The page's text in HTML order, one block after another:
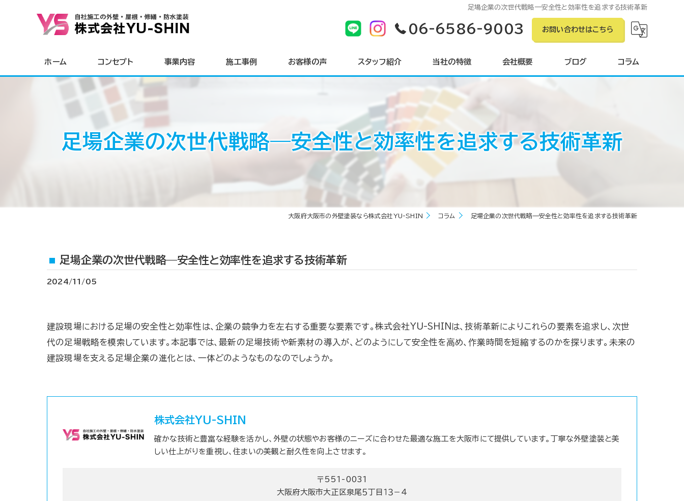
足場企業の次世代戦略—安全性と効率性を追求する技術革新
06-6586-9003 お問い合わせはこちら
ホーム コンセプト 事業内容 施工事例 お客様の声 スタッフ紹介 当社の特徴
サイディング
シーリング
屋根
会社概要 ブログ コラム
足場企業の次世代戦略—安全性と効率性を追求する技術革新
大阪府大阪市の外壁塗装なら株式会社YU-SHIN コラム 足場企業の次世代戦略—安全性と効率性を追求する技術革新
足場企業の次世代戦略—安全性と効率性を追求する技術革新
2024/11/05
建設現場における足場の安全性と効率性は、企業の競争力を左右する重要な要素です。株式会社YU-SHINは、技術革新によりこれらの要素を追求し、次世
代の足場戦略を模索しています。本記事では、最新の足場技術や新素材の導入が、どのようにして安全性を高め、作業時間を短縮するのかを探ります。未来の
建設現場を支える足場企業の進化とは、一体どのようなものなのでしょうか。
株式会社YU-SHIN
確かな技術と豊富な経験を活かし、外壁の状態やお客様のニーズに合わせた最適な施工を大阪市にて提供しています。丁寧な外壁塗装と美
しい仕上がりを重視し、住まいの美観と耐久性を向上させます。
〒551-0031
大阪府大阪市大正区泉尾５丁目１３－４